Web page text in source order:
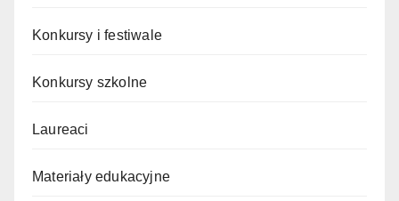
Konkursy i festiwale
Konkursy szkolne
Laureaci
Materiały edukacyjne